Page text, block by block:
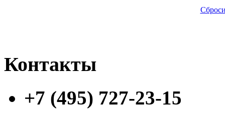
Контакты
+7 (495) 727-23-15